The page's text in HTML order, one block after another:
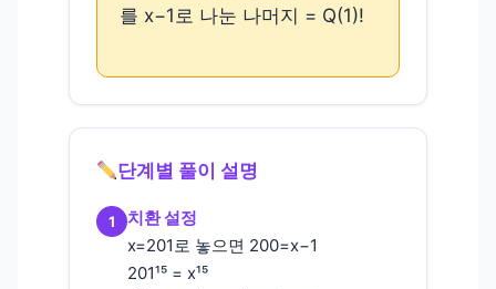
를 x−1로 나눈 나머지 = Q(1)!
단계별 풀이 설명
1
치환 설정
x=201로 놓으면 200=x−1
201¹⁵ = x¹⁵